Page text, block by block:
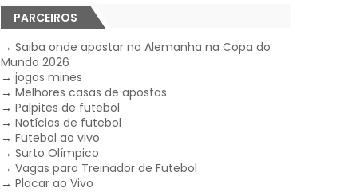
PARCEIROS
→Saiba onde apostar na Alemanha na Copa do
Mundo 2026
→jogos mines
→Melhores casas de apostas
→Palpites de futebol
→Notícias de futebol
→Futebol ao vivo
→Surto Olímpico
→Vagas para Treinador de Futebol
→Placar ao Vivo